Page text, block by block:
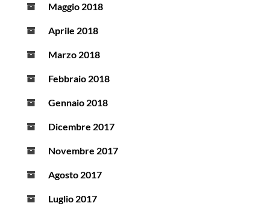
Maggio 2018
Aprile 2018
Marzo 2018
Febbraio 2018
Gennaio 2018
Dicembre 2017
Novembre 2017
Agosto 2017
Luglio 2017